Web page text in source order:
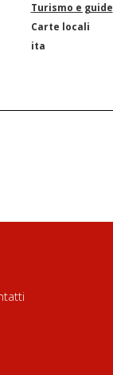
Turismo e guide
Carte locali
ita